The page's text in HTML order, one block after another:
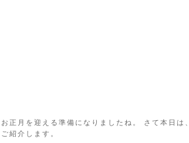
正月を迎える準備になりましたね。 さて本日は、
紹介します。